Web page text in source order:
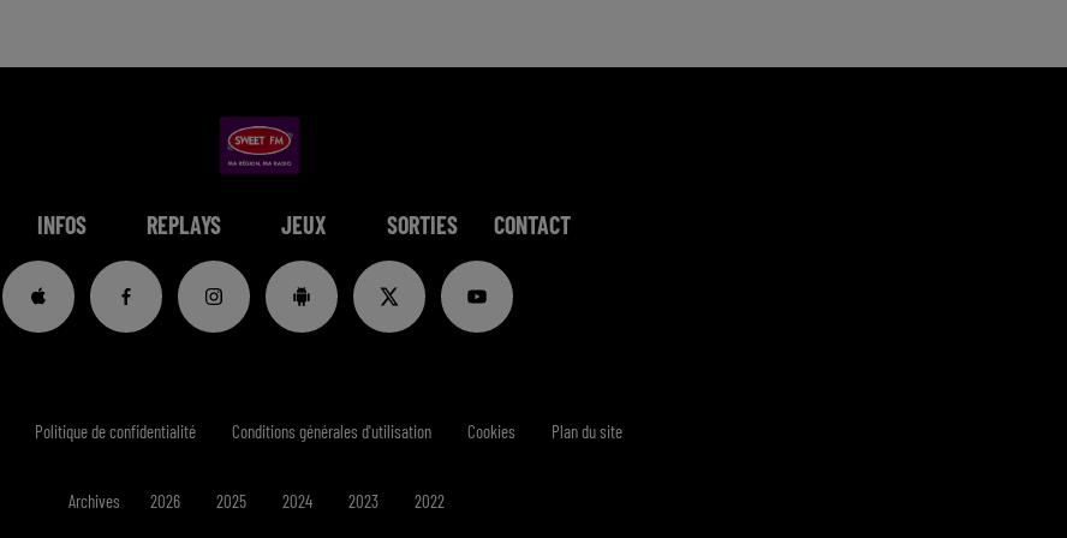
INFOS REPLAYS JEUX SORTIES CONTACT
Politique de confidentialité Conditions générales d'utilisation Cookies Plan du site
Archives 2026 2025 2024 2023 2022